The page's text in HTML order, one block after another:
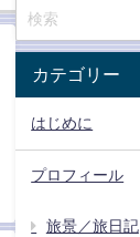
カテゴリー
はじめに
プロフィール
旅景／旅日記